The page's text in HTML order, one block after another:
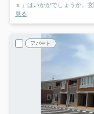
ｓ」はいかがでしょうか。
見る
アパート